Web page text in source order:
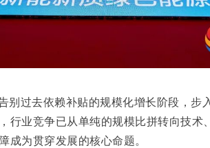
别过去依赖补贴的规模化增长阶段，步
行业竞争已从单纯的规模比拼转向技术
成为贯穿发展的核心命题。